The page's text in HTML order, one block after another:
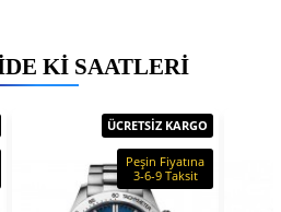
KI SAATLERI
ÜCRETSİZ KARGO
Peşin Fiyatına
3-6-9 Taksit